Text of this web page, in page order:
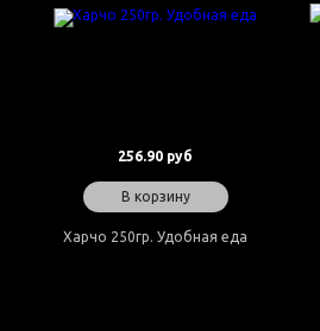
256.90 руб
В корзину
Харчо 250гр. Удобная еда